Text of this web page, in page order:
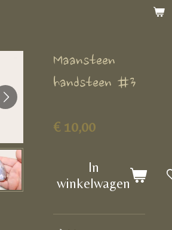
Maansteen
handsteen #3
€ 10,00
In
winkelwagen